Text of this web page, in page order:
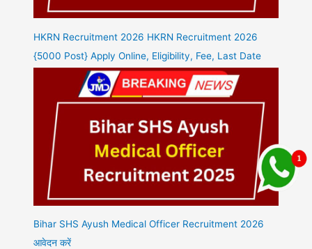
HKRN Recruitment 2026 HKRN Recruitment 2026
{5000 Post} Apply Online, Eligibility, Fee, Last Date
Bihar SHS Ayush Medical Officer Recruitment 2026
आवेदन करें